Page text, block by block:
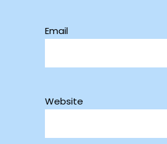
Email
Website